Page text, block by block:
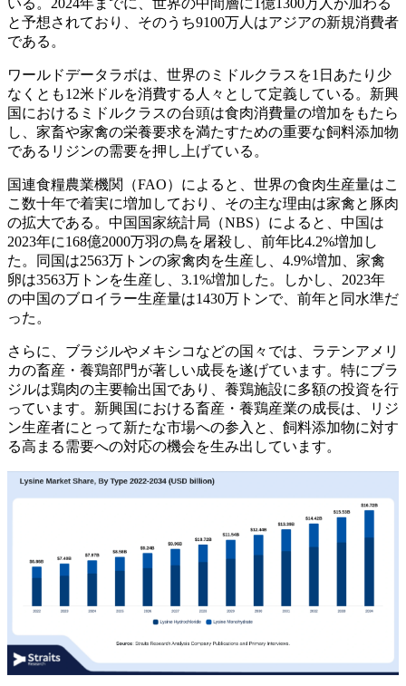
いる。2024年までに、世界の中間層に1億1300万人が加わる
と予想されており、そのうち9100万人はアジアの新規消費者
である。
ワールドデータラボは、世界のミドルクラスを1日あたり少
なくとも12米ドルを消費する人々として定義している。新興
国におけるミドルクラスの台頭は食肉消費量の増加をもたら
し、家畜や家禽の栄養要求を満たすための重要な飼料添加物
であるリジンの需要を押し上げている。
国連食糧農業機関（FAO）によると、世界の食肉生産量はこ
こ数十年で着実に増加しており、その主な理由は家禽と豚肉
の拡大である。中国国家統計局（NBS）によると、中国は
2023年に168億2000万羽の鳥を屠殺し、前年比4.2%増加し
た。同国は2563万トンの家禽肉を生産し、4.9%増加、家禽
卵は3563万トンを生産し、3.1%増加した。しかし、2023年
の中国のブロイラー生産量は1430万トンで、前年と同水準だ
った。
さらに、ブラジルやメキシコなどの国々では、ラテンアメリ
カの畜産・養鶏部門が著しい成長を遂げています。特にブラ
ジルは鶏肉の主要輸出国であり、養鶏施設に多額の投資を行
っています。新興国における畜産・養鶏産業の成長は、リジ
ン生産者にとって新たな市場への参入と、飼料添加物に対す
る高まる需要への対応の機会を生み出しています。